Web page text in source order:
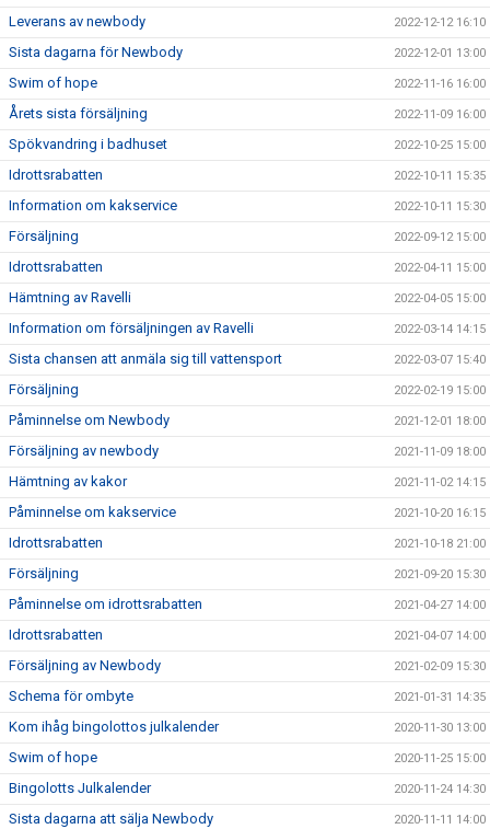
Leverans av newbody 2022-12-12 16:10
Sista dagarna för Newbody 2022-12-01 13:00
Swim of hope 2022-11-16 16:00
Årets sista försäljning 2022-11-09 16:00
Spökvandring i badhuset 2022-10-25 15:00
Idrottsrabatten 2022-10-11 15:35
Information om kakservice 2022-10-11 15:30
Försäljning 2022-09-12 15:00
Idrottsrabatten 2022-04-11 15:00
Hämtning av Ravelli 2022-04-05 15:00
Information om försäljningen av Ravelli 2022-03-14 14:15
Sista chansen att anmäla sig till vattensport 2022-03-07 15:40
Försäljning 2022-02-19 15:00
Påminnelse om Newbody 2021-12-01 18:00
Försäljning av newbody 2021-11-09 18:00
Hämtning av kakor 2021-11-02 14:15
Påminnelse om kakservice 2021-10-20 16:15
Idrottsrabatten 2021-10-18 21:00
Försäljning 2021-09-20 15:30
Påminnelse om idrottsrabatten 2021-04-27 14:00
Idrottsrabatten 2021-04-07 14:00
Försäljning av Newbody 2021-02-09 15:30
Schema för ombyte 2021-01-31 14:35
Kom ihåg bingolottos julkalender 2020-11-30 13:00
Swim of hope 2020-11-25 15:00
Bingolotts Julkalender 2020-11-24 14:30
Sista dagarna att sälja Newbody 2020-11-11 14:00